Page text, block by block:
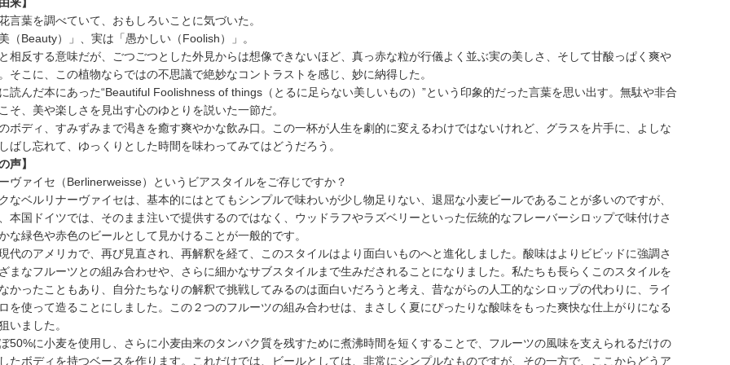
来】
言葉を調べていて、おもしろいことに気づいた。
（Beauty）」、実は「愚かしい（Foolish）」。
相反する意味だが、ごつごつとした外見からは想像できないほど、真っ赤な粒が行儀よく並ぶ実の美しさ、そして甘酸っぱく爽や
そこに、この植物ならではの不思議で絶妙なコントラストを感じ、妙に納得した。
読んだ本にあった“Beautiful Foolishness of things（とるに足らない美しいもの）”という印象的だった言葉を思い出す。無駄や非合
そ、美や楽しさを見出す心のゆとりを説いた一節だ。
ボディ、すみずみまで渇きを癒す爽やかな飲み口。この一杯が人生を劇的に変えるわけではないけれど、グラスを片手に、よしな
ばし忘れて、ゆっくりとした時間を味わってみてはどうだろう。
声】
ヴァイセ（Berlinerweisse）というビアスタイルをご存じですか？
なベルリナーヴァイセは、基本的にはとてもシンプルで味わいが少し物足りない、退屈な小麦ビールであることが多いのですが、
本国ドイツでは、そのまま注いで提供するのではなく、ウッドラフやラズベリーといった伝統的なフレーバーシロップで味付けさ
な緑色や赤色のビールとして見かけることが一般的です。
代のアメリカで、再び見直され、再解釈を経て、このスタイルはより面白いものへと進化しました。酸味はよりビビッドに強調さ
まなフルーツとの組み合わせや、さらに細かなサブスタイルまで生みだされることになりました。私たちも長らくこのスタイルを
かったこともあり、自分たちなりの解釈で挑戦してみるのは面白いだろうと考え、昔ながらの人工的なシロップの代わりに、ライ
を使って造ることにしました。この２つのフルーツの組み合わせは、まさしく夏にぴったりな酸味をもった爽快な仕上がりになる
いました。
50%に小麦を使用し、さらに小麦由来のタンパク質を残すために煮沸時間を短くすることで、フルーツの風味を支えられるだけの
たボディを持つベースを作ります。これだけでは、ビールとしては、非常にシンプルなものですが、その一方で、ここからどうア